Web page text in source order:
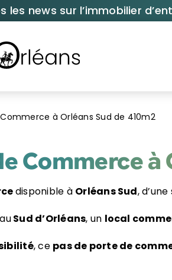
les news sur l’immobilier
à Orléans Sud de 410m2
Commerce à
disponible à Orléans Sud,
Sud d’Orléans, un local
, ce pas de porte de